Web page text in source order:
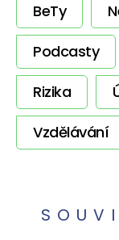
BeTy
Podcasty
Rizika
Vzdělávání